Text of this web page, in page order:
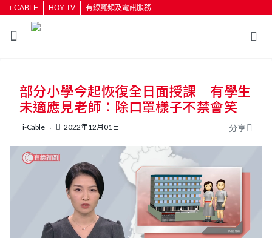
i-CABLE HOY TV 有線寬頻及電訊服務
按輸入鍵開始搜尋
部分小學今起恢復全日面授課 有學生
未適應見老師：除口罩樣子不禁會笑
i-Cable 2022年12月01日 分享